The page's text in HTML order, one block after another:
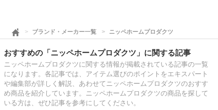
ブランド・メーカー一覧 ニッペホームプロダクツ
おすすめの「ニッペホームプロダクツ」に関する記事
ニッペホームプロダクツに関する情報が掲載されている記事の一覧
になります。各記事では、アイテム選びのポイントをエキスパート
や編集部が詳しく解説、あわせてニッペホームプロダクツのおすす
め商品を紹介しています。ニッペホームプロダクツの商品を探して
いる方は、ぜひ記事を参考にしてください。